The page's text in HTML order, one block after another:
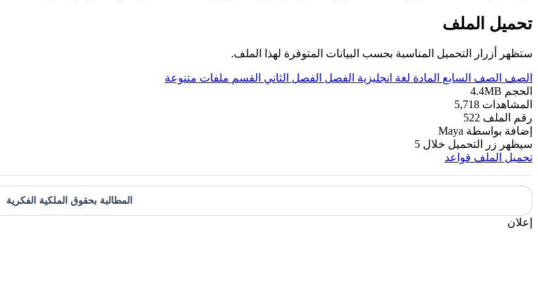
تحميل الملف
ستظهر أزرار التحميل المناسبة بحسب البيانات المتوفرة لهذا الملف.
الصف الصف السابع المادة لغة انجليزية الفصل الفصل الثاني القسم ملفات متنوعة
الحجم 4.4MB
المشاهدات 5,718
رقم الملف 522
إضافة بواسطة Maya
سيظهر زر التحميل خلال 5
تحميل الملف قواعد
المطالبة بحقوق الملكية الفكرية
إعلان